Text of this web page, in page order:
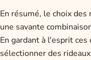
En résumé, le choix
une savante
En gardant à l'esprit
sélectionner des